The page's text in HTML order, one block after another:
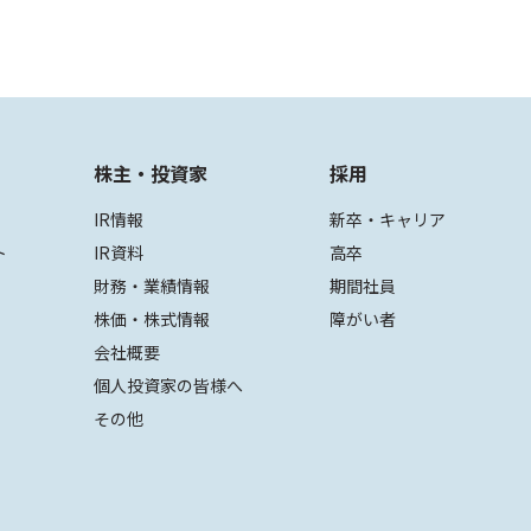
株主・投資家
IR情報
IR資料
財務・業績情報
株価・株式情報
会社概要
個人投資家の皆様へ
その他
採用
新卒・キャリア
高卒
期間社員
障がい者